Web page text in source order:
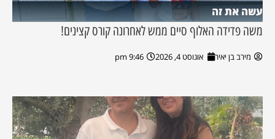
עשה את זה
משה פדידה האלוף סיים ממש לאחרונה קורס קצינים!
מירב בן יאיר אוגוסט 4, 2026 9:46 pm